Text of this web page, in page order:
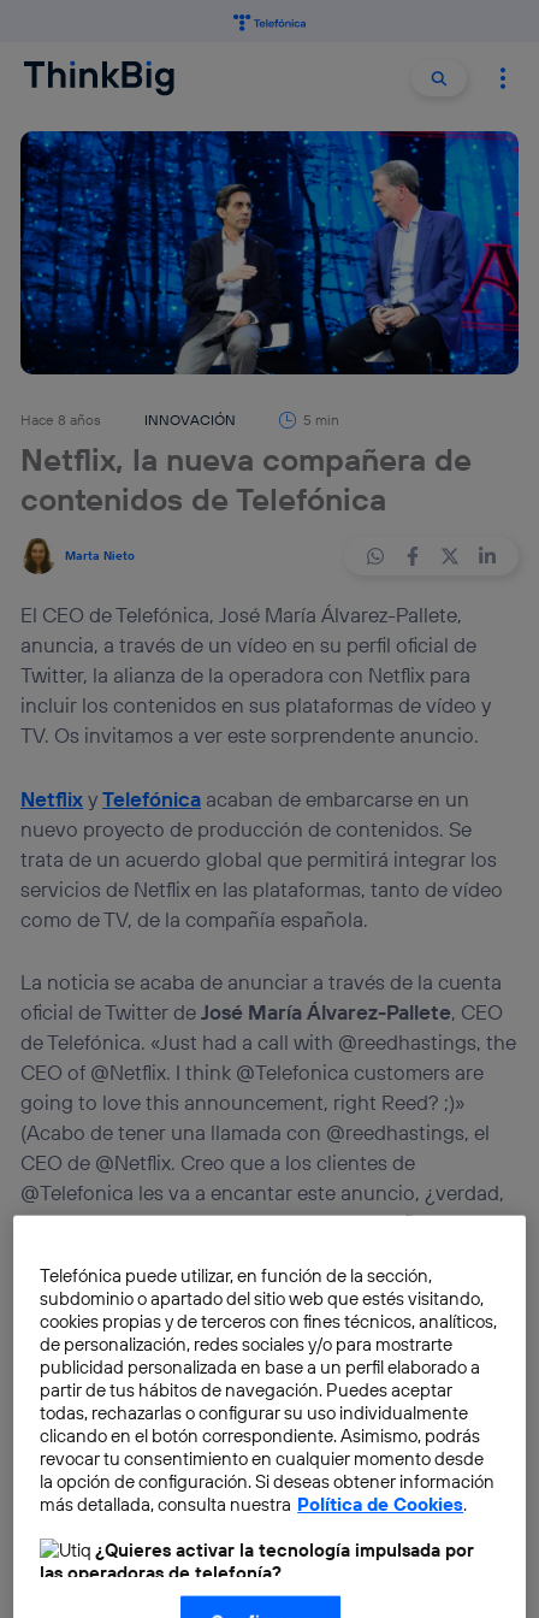
Buscar
Hace 8 años INNOVACIÓN 5 min
Netflix, la nueva compañera de
contenidos de Telefónica
Marta Nieto
El CEO de Telefónica, José María Álvarez-Pallete,
anuncia, a través de un vídeo en su perfil oficial de
Twitter, la alianza de la operadora con Netflix para
incluir los contenidos en sus plataformas de vídeo y
TV. Os invitamos a ver este sorprendente anuncio.
NetflixyTelefónica acaban de embarcarse en un
nuevo proyecto de producción de contenidos. Se
trata de un acuerdo global que permitirá integrar los
servicios de Netflix en las plataformas, tanto de vídeo
como de TV, de la compañía española.
La noticia se acaba de anunciar a través de la cuenta
oficial de Twitter deJosé María Álvarez-Pallete, CEO
de Telefónica. «Just had a call with @reedhastings, the
CEO of @Netflix. I think @Telefonica customers are
going to love this announcement, right Reed? ;)»
(Acabo de tener una llamada con @reedhastings, el
CEO de @Netflix. Creo que a los clientes de
@Telefonica les va a encantar este anuncio, ¿verdad,
Reed? ;)). Unas palabras a las que acompaña un vídeo
telefónica mediada por una de las protagonistas de
“Las chicas del cable”, producción de Netflix, aparece
Reed Hastingsdisfrazado como los personajes de
casa de papel», otra producción de la plataforma de
la que es cofundador.
Telefónica puede utilizar, en función de la sección,
subdominio o apartado del sitio web que estés visitando,
cookies propias y de terceros con fines técnicos, analíticos,
de personalización, redes sociales y/o para mostrarte
publicidad personalizada en base a un perfil elaborado a
partir de tus hábitos de navegación. Puedes aceptar
todas, rechazarlas o configurar su uso individualmente
clicando en el botón correspondiente. Asimismo, podrás
revocar tu consentimiento en cualquier momento desde
la opción de configuración. Si deseas obtener información
más detallada, consulta nuestra Política de Cookies.
¿Quieres activar la tecnología impulsada por
las operadoras de telefonía?
Nosotros, Telefónica S.A., utilizamos la tecnología Utiq para